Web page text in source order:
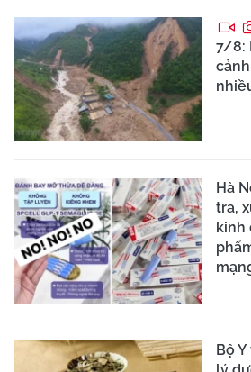
7/8:
Hà
tra,
kinh
Bộ